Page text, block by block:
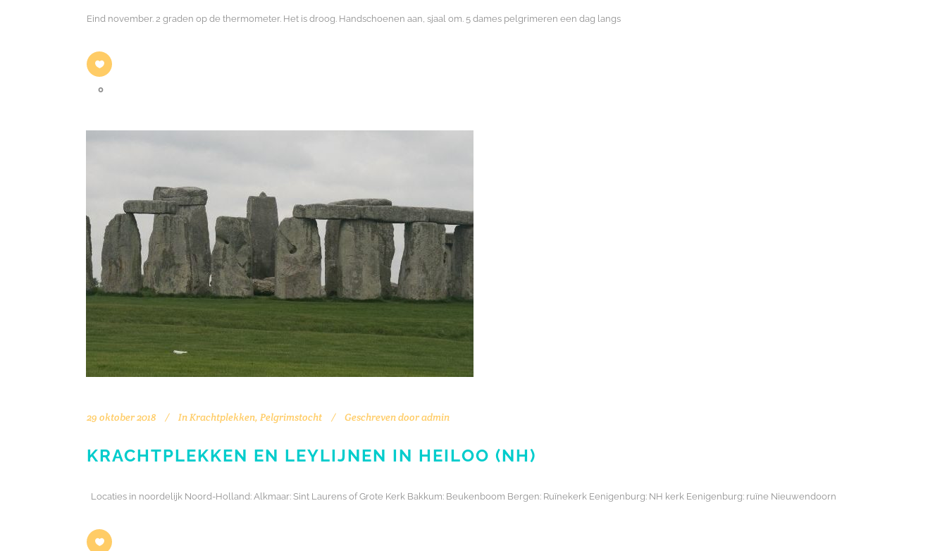
Eind november. 2 graden op de thermometer. Het is droog. Handschoenen aan, sjaal om. 5 dames pelgrimeren een dag langs
0
29 oktober 2018 InKrachtplekken, Pelgrimstocht Geschreven dooradmin
KRACHTPLEKKEN EN LEYLIJNEN IN HEILOO (NH)
Locaties in noordelijk Noord-Holland: Alkmaar: Sint Laurens of Grote Kerk Bakkum: Beukenboom Bergen: Ruïnekerk Eenigenburg: NH kerk Eenigenburg: ruïne Nieuwendoorn